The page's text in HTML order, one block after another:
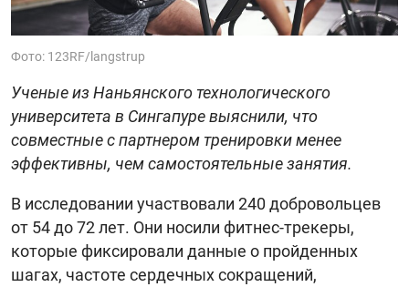
Фото: 123RF/langstrup
Ученые из Наньянского технологического
университета в Сингапуре выяснили, что
совместные с партнером тренировки менее
эффективны, чем самостоятельные занятия.
В исследовании участвовали 240 добровольцев
от 54 до 72 лет. Они носили фитнес-трекеры,
которые фиксировали данные о пройденных
шагах, частоте сердечных сокращений,